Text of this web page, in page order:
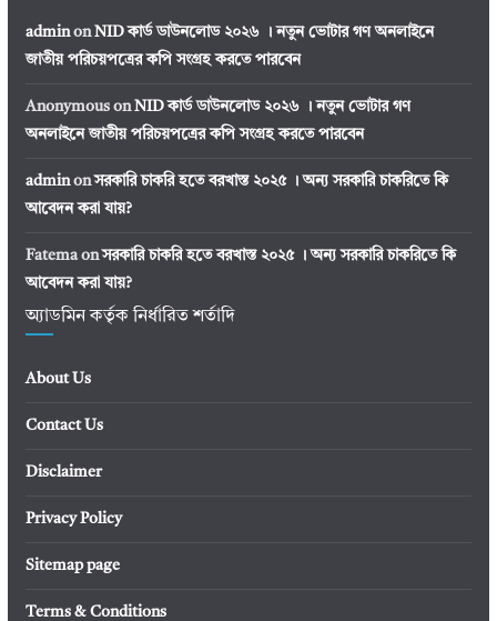
adminon NID কার্ড ডাউনলোড ২০২৬ । নতুন ভোটার গণ অনলাইনে
জাতীয় পরিচয়পত্রের কপি সংগ্রহ করতে পারবেন
Anonymouson NID কার্ড ডাউনলোড ২০২৬ । নতুন ভোটার গণ
অনলাইনে জাতীয় পরিচয়পত্রের কপি সংগ্রহ করতে পারবেন
adminonসরকারি চাকরি হতে বরখাস্ত ২০২৫ । অন্য সরকারি চাকরিতে কি
আবেদন করা যায়?
Fatemaonসরকারি চাকরি হতে বরখাস্ত ২০২৫ । অন্য সরকারি চাকরিতে কি
আবেদন করা যায়?
অ্যাডমিন কর্তৃক নির্ধারিত শর্তাদি
About Us
Contact Us
Disclaimer
Privacy Policy
Sitemap page
Terms & Conditions